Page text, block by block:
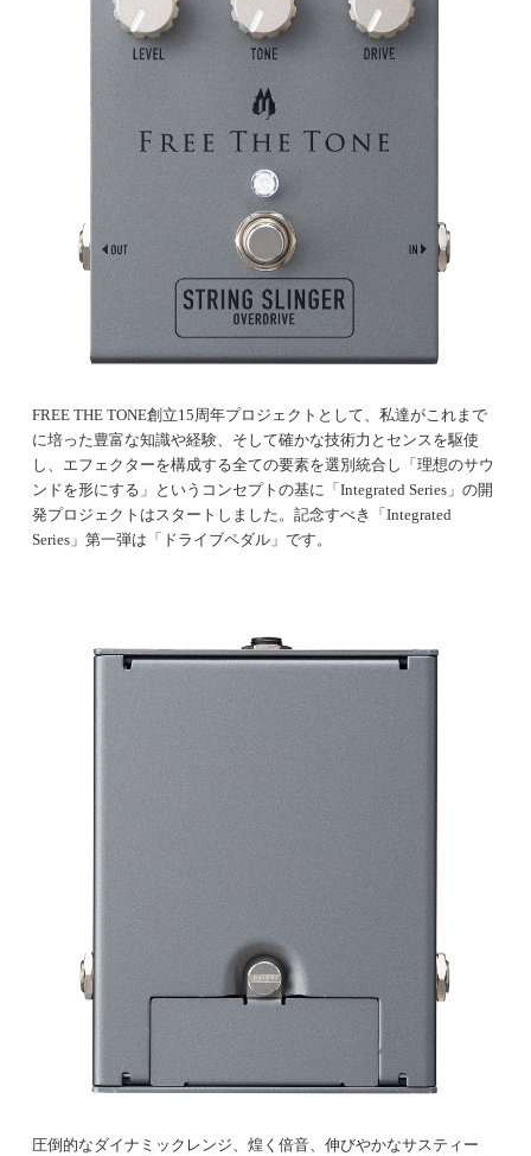
FREE THE TONE創立15周年プロジェクトとして、私達がこれまで
に培った豊富な知識や経験、そして確かな技術力とセンスを駆使
し、エフェクターを構成する全ての要素を選別統合し「理想のサウ
ンドを形にする」というコンセプトの基に「Integrated Series」の開
発プロジェクトはスタートしました。記念すべき「Integrated
Series」第一弾は「ドライブペダル」です。
圧倒的なダイナミックレンジ、煌く倍音、伸びやかなサスティー